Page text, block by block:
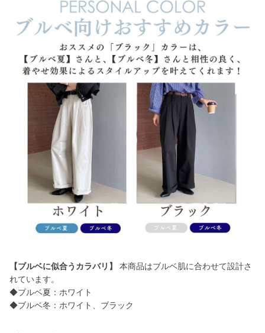
【ブルベに似合うカラバリ】
本商品はブルベ肌に合わせて設計さ
れています。
◆ブルベ夏：ホワイト
◆ブルベ冬：ホワイト、ブラック